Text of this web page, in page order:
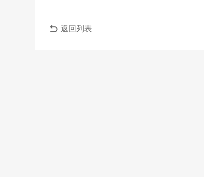
返回列表